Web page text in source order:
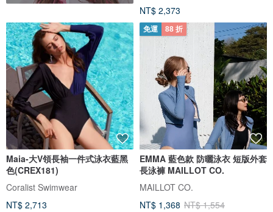
NT$ 2,373
Maia-大V領長袖一件式泳衣藍黑
色(CREX181)
Coralist Swimwear
NT$ 2,713
免運 88 折
EMMA 藍色款 防曬泳衣 短版外套
長泳褲 MAILLOT CO.
MAILLOT CO.
NT$ 1,368 NT$ 1,554